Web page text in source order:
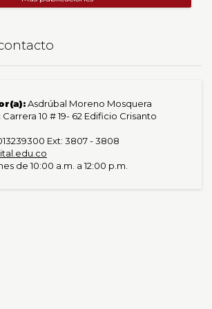
Asdrúbal Moreno Mosquera
Carrera 10 # 19- 62 Edificio Crisanto
Ext: 3807 - 3808
de 10:00 a.m. a 12:00 p.m.